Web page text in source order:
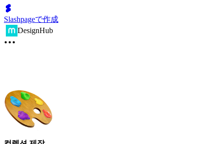
Slashpageで作成
DesignHub